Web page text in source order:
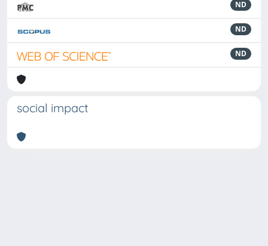
ND
ND
ND
social impact